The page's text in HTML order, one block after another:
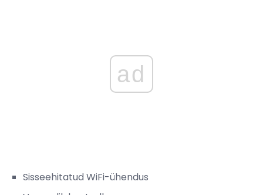
ad
Sisseehitatud WiFi-ühendus